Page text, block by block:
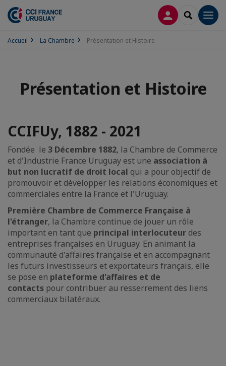
CONNEXION
Accueil La Chambre Présentation et Histoire
Présentation et Histoire
CCIFUy, 1882 - 2021
Fondée le 3 Décembre 1882, la Chambre de Commerce
et d'Industrie France Uruguay est une association à
but non lucratif de droit local qui a pour objectif de
promouvoir et développer les relations économiques et
commerciales entre la France et l'Uruguay.
Première Chambre de Commerce Française à
l'étranger, la Chambre continue de jouer un rôle
important en tant que principal interlocuteurdes
entreprises françaises en Uruguay. En animant la
communauté d'affaires française et en accompagnant
les futurs investisseurs et exportateurs français, elle
se pose en plateforme d'affaires et de
contacts pour contribuer au resserrement des liens
commerciaux bilatéraux.